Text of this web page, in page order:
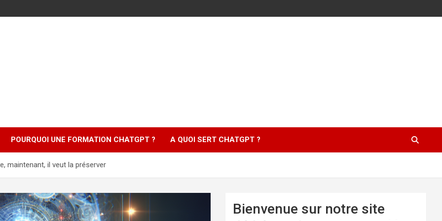
POURQUOI UNE FORMATION CHATGPT ? A QUOI SERT CHATGPT ?
maintenant, il veut la préserver
Bienvenue sur notre site